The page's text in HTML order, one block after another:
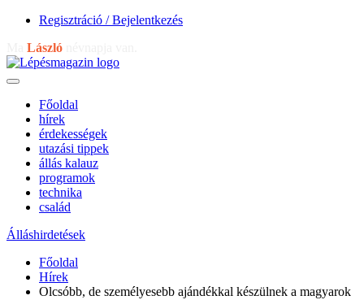
Regisztráció / Bejelentkezés
László
Főoldal
hírek
érdekességek
utazási tippek
állás kalauz
programok
technika
család
Álláshirdetések
Főoldal
Hírek
Olcsóbb, de személyesebb ajándékkal készülnek a magyarok